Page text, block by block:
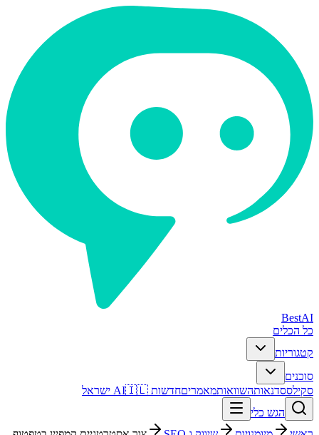
BestAI
כל הכלים
קטגוריות
סוכנים
סקילססדנאותהשוואותמאמריםחדשות AI 🇮🇱 ישראל
הגש כלי